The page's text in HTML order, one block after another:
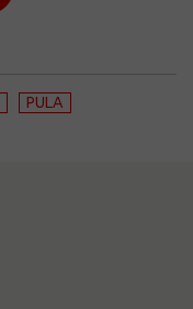
PULA